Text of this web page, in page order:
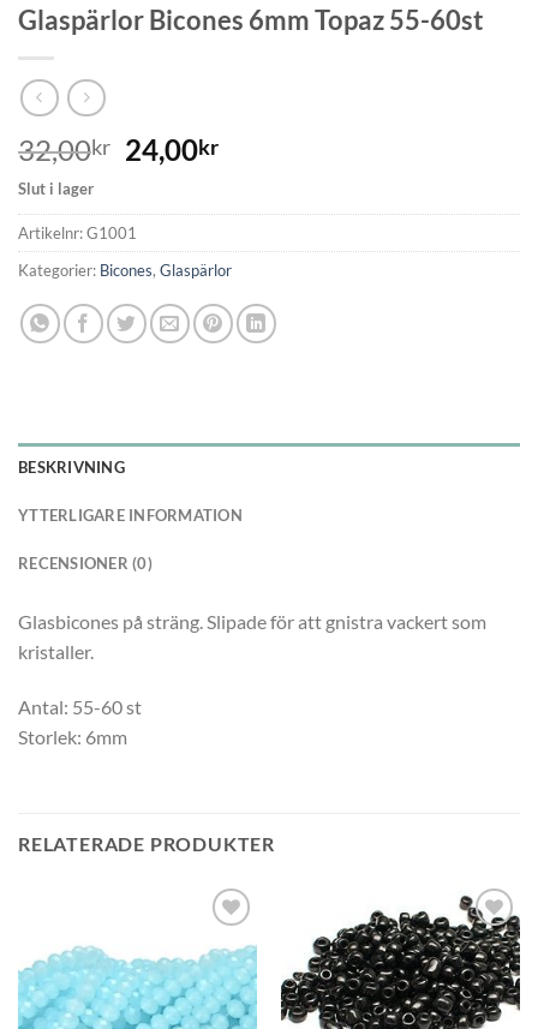
Glaspärlor Bicones 6mm Topaz 55-60st
32,00kr 24,00kr
Slut i lager
Artikelnr:G1001
Kategorier: Bicones, Glaspärlor
BESKRIVNING
YTTERLIGARE INFORMATION
RECENSIONER (0)
Glasbicones på sträng. Slipade för att gnistra vackert som
kristaller.
Antal: 55-60 st
Storlek: 6mm
RELATERADE PRODUKTER
Lägg
till i
önskelistan
Lägg
till i
önskelistan